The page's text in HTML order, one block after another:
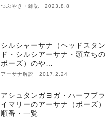
つぶやき・雑記 2023.8.8
シルシャーサナ（ヘッドスタン
ド・シルシアーサナ・頭立ちの
ポーズ）のや…
アーサナ解説 2017.2.24
アシュタンガヨガ・ハーフプラ
イマリーのアーサナ（ポーズ）
順番・一覧